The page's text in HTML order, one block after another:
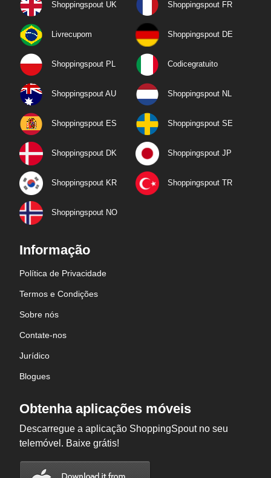
Shoppingspout UK Shoppingspout FR
Livrecupom Shoppingspout DE
Shoppingspout PL Codicegratuito
Shoppingspout AU Shoppingspout NL
Shoppingspout ES Shoppingspout SE
Shoppingspout DK Shoppingspout JP
Shoppingspout KR Shoppingspout TR
Shoppingspout NO
Informação
Política de Privacidade
Termos e Condições
Sobre nós
Contate-nos
Jurídico
Blogues
Obtenha aplicações móveis
Descarregue a aplicação ShoppingSpout no seu
telemóvel. Baixe grátis!